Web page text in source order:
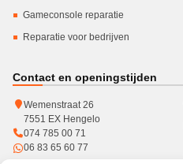
Gameconsole reparatie
Reparatie voor bedrijven
Contact en openingstijden
Wemenstraat 26
7551 EX Hengelo
074 785 00 71
06 83 65 60 77